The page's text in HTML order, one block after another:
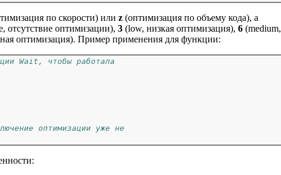
по скорости) или z(оптимизация по объему кода), а
отсутствие оптимизации), 3(low, низкая оптимизация), 6(medium,
оптимизация). Пример применения для функции:
Wait, чтобы работала
оптимизации уже не